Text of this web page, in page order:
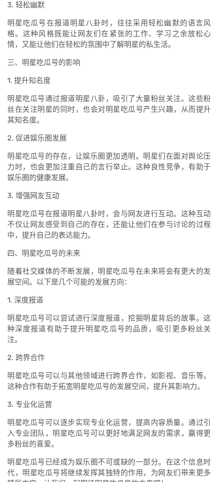
3. 轻松幽默
明星吃瓜号在报道明星八卦时，往往采用轻松幽默的语言风
格。这种风格既能让网友们在紧张的工作、学习之余放松心
情，又能让他们在轻松的氛围中了解明星的私生活。
三、明星吃瓜号的影响
1. 提升知名度
明星吃瓜号通过报道明星八卦，吸引了大量粉丝关注。这些粉
丝在关注明星的同时，也会对明星吃瓜号产生兴趣，从而提升
其知名度。
2. 促进娱乐圈发展
明星吃瓜号的存在，让娱乐圈更加透明。明星们在面对舆论压
力时，也会更加注重自己的言行举止。这种良性竞争，有助于
娱乐圈的健康发展。
3. 增强网友互动
明星吃瓜号在报道明星八卦时，会与网友进行互动。这种互动
不仅让网友感受到自己的存在，还能让他们在参与讨论的过程
中，提升自己的表达能力。
四、明星吃瓜号的未来
随着社交媒体的不断发展，明星吃瓜号在未来将会有更大的发
展空间。以下是几个可能的发展方向：
1. 深度报道
明星吃瓜号可以尝试进行深度报道，挖掘明星背后的故事。这
种深度报道有助于提升明星吃瓜号的品质，吸引更多粉丝关
注。
2. 跨界合作
明星吃瓜号可以与其他领域进行跨界合作，如影视、音乐等。
这种合作有助于拓宽明星吃瓜号的发展空间，提升其影响力。
3. 专业化运营
明星吃瓜号可以逐步实现专业化运营，提高内容质量。通过引
入专业团队，明星吃瓜号可以更好地满足网友的需求，赢得更
多粉丝的喜爱。
明星吃瓜号已经成为娱乐圈不可或缺的一部分。在这个信息时
代，明星吃瓜号将继续发挥其独特的作用，为网友们带来更多